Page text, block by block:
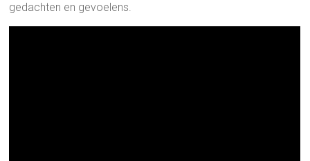
gedachten en gevoelens.